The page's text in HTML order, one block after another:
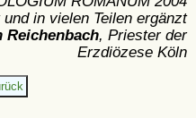
in vielen Teilen ergänzt
Reichenbach, Priester der
Erzdiözese Köln